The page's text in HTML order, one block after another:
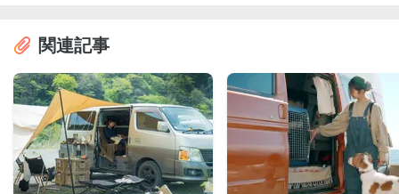
関連記事